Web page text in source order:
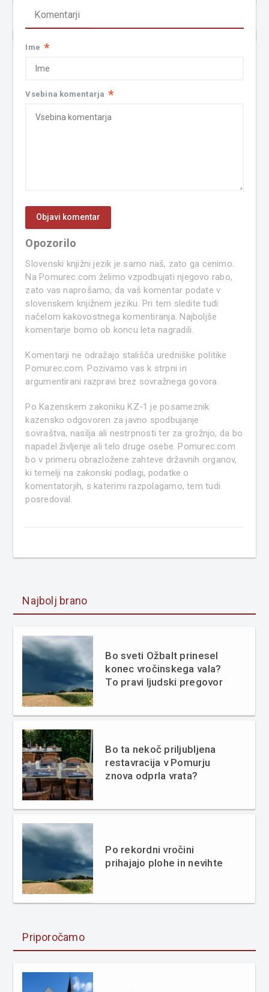
Komentarji
Ime *
Vsebina komentarja *
Opozorilo
Slovenski knjižni jezik je samo naš, zato ga cenimo.
Na Pomurec.com želimo vzpodbujati njegovo rabo,
zato vas naprošamo, da vaš komentar podate v
slovenskem knjižnem jeziku. Pri tem sledite tudi
načelom kakovostnega komentiranja. Najboljše
komentarje bomo ob koncu leta nagradili.
Komentarji ne odražajo stališča uredniške politike
Pomurec.com. Pozivamo vas k strpni in
argumentirani razpravi brez sovražnega govora.
Po Kazenskem zakoniku KZ-1 je posameznik
kazensko odgovoren za javno spodbujanje
sovraštva, nasilja ali nestrpnosti ter za grožnjo, da bo
napadel življenje ali telo druge osebe. Pomurec.com
bo v primeru obrazložene zahteve državnih organov,
ki temelji na zakonski podlagi, podatke o
komentatorjih, s katerimi razpolagamo, tem tudi
posredoval.
Najbolj brano
Bo sveti Ožbalt prinesel
konec vročinskega vala?
To pravi ljudski pregovor
Bo ta nekoč priljubljena
restavracija v Pomurju
znova odprla vrata?
Po rekordni vročini
prihajajo plohe in nevihte
Priporočamo